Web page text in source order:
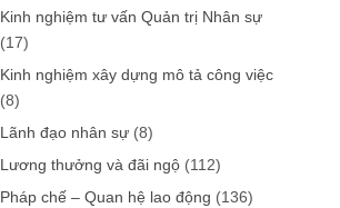
Kinh nghiệm tư vấn Quản trị Nhân sự
(17)
Kinh nghiệm xây dựng mô tả công việc
(8)
Lãnh đạo nhân sự (8)
Lương thưởng và đãi ngộ (112)
Pháp chế – Quan hệ lao động (136)